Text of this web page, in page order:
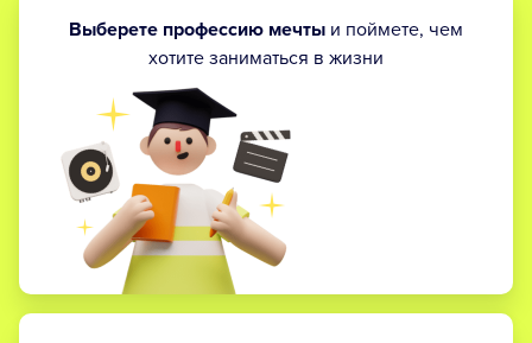
Выберете профессию мечты и поймете, чем
хотите заниматься в жизни